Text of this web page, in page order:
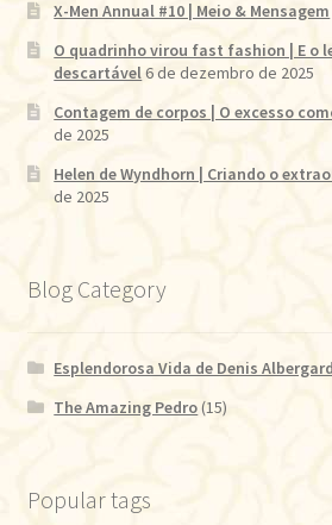
X-Men Annual #10 | Meio & Mensagem
O quadrinho virou fast fashion | E o
descartável6 de dezembro de 2025
Contagem de corpos | O excesso
de 2025
Helen de Wyndhorn | Criando o
de 2025
Blog Category
Esplendorosa Vida de Denis Albergard
The Amazing Pedro(15)
Popular tags